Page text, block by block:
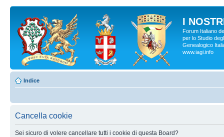
I
Forum Italiano
per lo Studio
Genealogico
www.iagi.info
Indice
Cancella cookie
Sei sicuro di volere cancellare tutti i cookie di questa Board?